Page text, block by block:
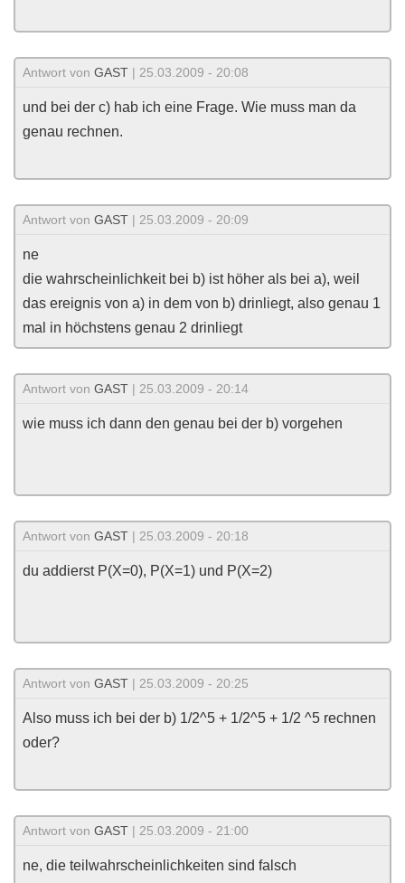
Antwort von GAST | 25.03.2009 - 20:08
und bei der c) hab ich eine Frage. Wie muss man da
genau rechnen.
Antwort von GAST | 25.03.2009 - 20:09
ne
die wahrscheinlichkeit bei b) ist höher als bei a), weil
das ereignis von a) in dem von b) drinliegt, also genau 1
mal in höchstens genau 2 drinliegt
Antwort von GAST | 25.03.2009 - 20:14
wie muss ich dann den genau bei der b) vorgehen
Antwort von GAST | 25.03.2009 - 20:18
du addierst P(X=0), P(X=1) und P(X=2)
Antwort von GAST | 25.03.2009 - 20:25
Also muss ich bei der b) 1/2^5 + 1/2^5 + 1/2 ^5 rechnen
oder?
Antwort von GAST | 25.03.2009 - 21:00
ne, die teilwahrscheinlichkeiten sind falsch